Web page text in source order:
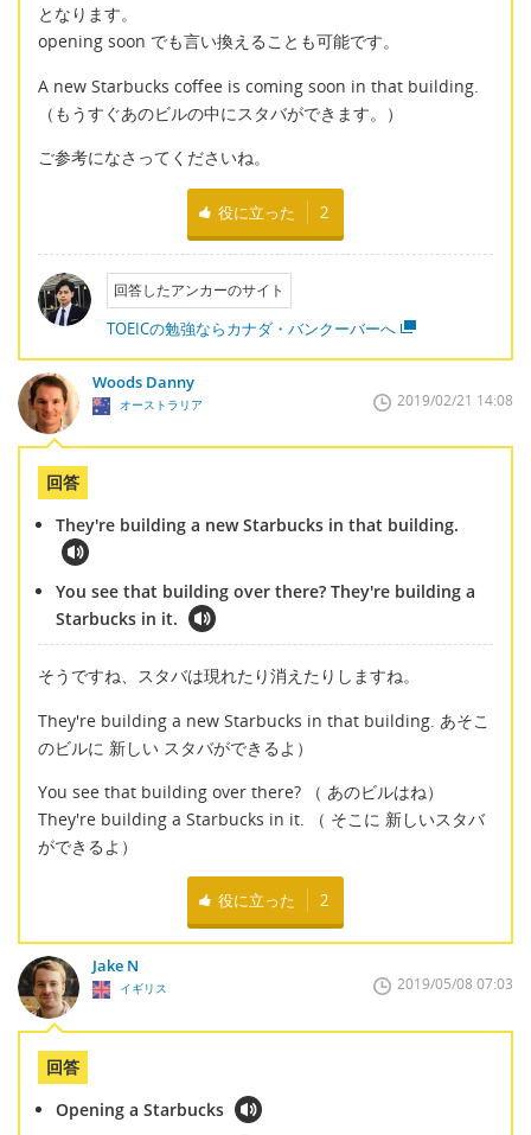
となります。
opening soon でも言い換えることも可能です。
A new Starbucks coffee is coming soon in that building.
（もうすぐあのビルの中にスタバができます。）
ご参考になさってくださいね。
役に立った 2
回答したアンカーのサイト
TOEICの勉強ならカナダ・バンクーバーへ
Woods Danny
オーストラリア 2019/02/21 14:08
回答
They're building a new Starbucks in that building.
You see that building over there? They're building a
Starbucks in it.
そうですね、スタバは現れたり消えたりしますね。
They're building a new Starbucks in that building. あそこ
のビルに 新しい スタバができるよ）
You see that building over there? （ あのビルはね）
They're building a Starbucks in it. （ そこに 新しいスタバ
ができるよ）
役に立った 2
Jake N
イギリス 2019/05/08 07:03
回答
Opening a Starbucks